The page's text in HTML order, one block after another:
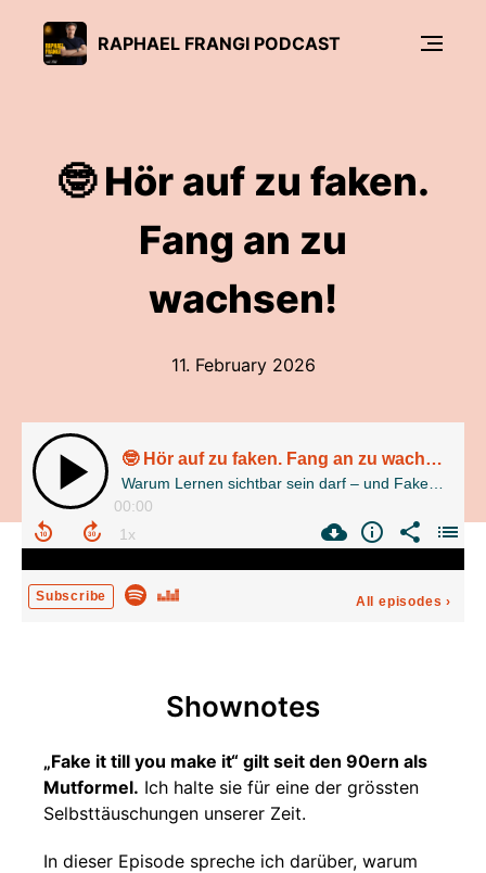
RAPHAEL FRANGI PODCAST
🤓 Hör auf zu faken.
Fang an zu
wachsen!
11. February 2026
🤓 Hör auf zu faken. Fang an zu wachsen!
00:00
Subscribe All episodes ›
Shownotes
„Fake it till you make it“ gilt seit den 90ern als
Mutformel. Ich halte sie für eine der grössten
Selbsttäuschungen unserer Zeit.
In dieser Episode spreche ich darüber, warum